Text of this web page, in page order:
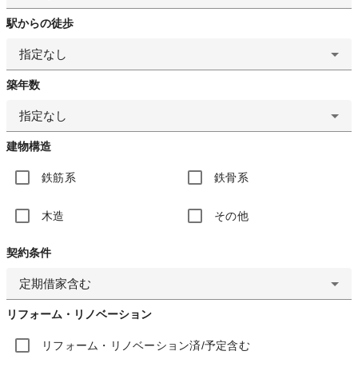
駅からの徒歩
指定なし
築年数
指定なし
建物構造
鉄筋系 鉄骨系
木造 その他
契約条件
定期借家含む
リフォーム・リノベーション
リフォーム・リノベーション済/予定含む